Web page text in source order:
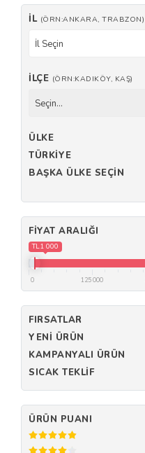
İL (ÖRN:ANKARA, TRABZON)
İl Seçin
İLÇE (ÖRN:KADIKÖY, KAŞ)
Seçin...
ÜLKE
TÜRKIYE
BAŞKA ÜLKE SEÇIN
FIYAT ARALIĞI
TL1 000
0 125 000
FIRSATLAR
YENI ÜRÜN
KAMPANYALI ÜRÜN
SICAK TEKLIF
ÜRÜN PUANI